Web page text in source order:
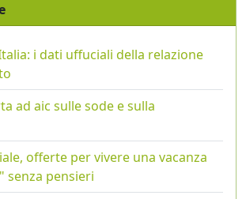
i dati uffuciali della relazione
ad aic sulle sode e sulla
offerte per vivere una vacanza
senza pensieri